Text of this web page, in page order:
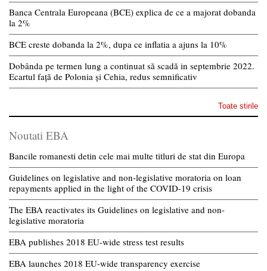
Banca Centrala Europeana (BCE) explica de ce a majorat dobanda
la 2%
BCE creste dobanda la 2%, dupa ce inflatia a ajuns la 10%
Dobânda pe termen lung a continuat să scadă in septembrie 2022.
Ecartul față de Polonia și Cehia, redus semnificativ
Toate stirile
Noutati EBA
Bancile romanesti detin cele mai multe titluri de stat din Europa
Guidelines on legislative and non-legislative moratoria on loan
repayments applied in the light of the COVID-19 crisis
The EBA reactivates its Guidelines on legislative and non-
legislative moratoria
EBA publishes 2018 EU-wide stress test results
EBA launches 2018 EU-wide transparency exercise